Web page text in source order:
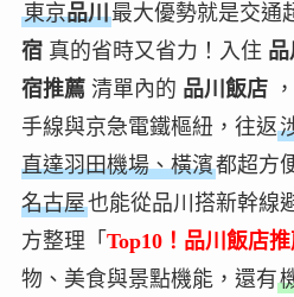
東京品川最大優勢就是交通
宿真的省時又省力！入住
宿推薦清單內的 品川飯店，
手線與京急電鐵樞紐，往返
直達羽田機場、橫濱都超方
名古屋也能從品川搭新幹線
方整理「 Top10！品川飯店
物、美食與景點機能，還有